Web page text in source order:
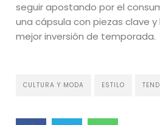
seguir apostando por el
una cápsula con piezas clave
mejor inversión de temporada.
CULTURA Y MODA ESTILO